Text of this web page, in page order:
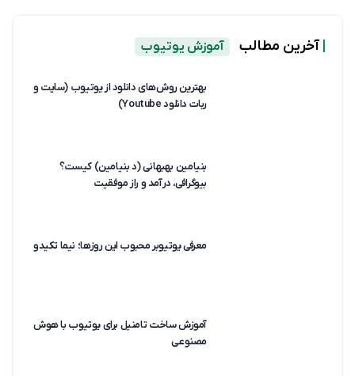
آخرین مطالب آموزش یوتیوب
بهترین روش‌های دانلود از یوتیوب (سایت و
ربات دانلود Youtube)
بنیامین بهبهانی (د بنیامین) کیست؟
بیوگرافی، درآمد و راز موفقیت
معرفی یوتیوبر محبوب این روزها؛ نیما تکیدو
آموزش ساخت تامنیل برای یوتیوب با هوش
مصنوعی